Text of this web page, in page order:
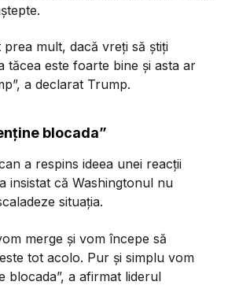
prea mult, dacă vreți să știți
tăcea este foarte bine și asta ar
a declarat Trump.
blocada”
a respins ideea unei reacții
insistat că Washingtonul nu
situația.
merge și vom începe să
tot acolo. Pur și simplu vom
blocada”, a afirmat liderul